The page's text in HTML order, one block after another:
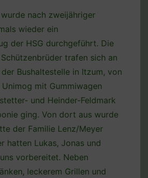
nach zweijähriger
wieder ein
der HSG durchgeführt. Die
trafen sich an
Bushaltestelle in Itzum, von
mit Gummiwagen
und Heinder-Feldmark
ging. Von dort aus wurde
der Familie Lenz/Meyer
hatten Lukas, Jonas und
vorbereitet. Neben
leckerem Grillen und